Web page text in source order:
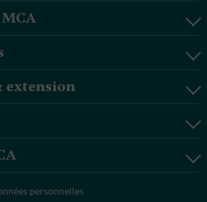
extension
personnelles